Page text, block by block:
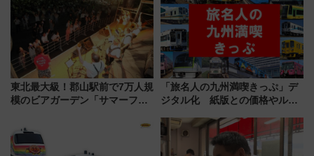
アクセス
東北最大級！郡山駅前で7万人規
模のビアガーデン「サマーフェ
7/24-26開催！ 有料席はJRE
MALLで予約可能
「旅名人の九州満喫きっぷ」デ
ジタル化 紙版との価格やルー